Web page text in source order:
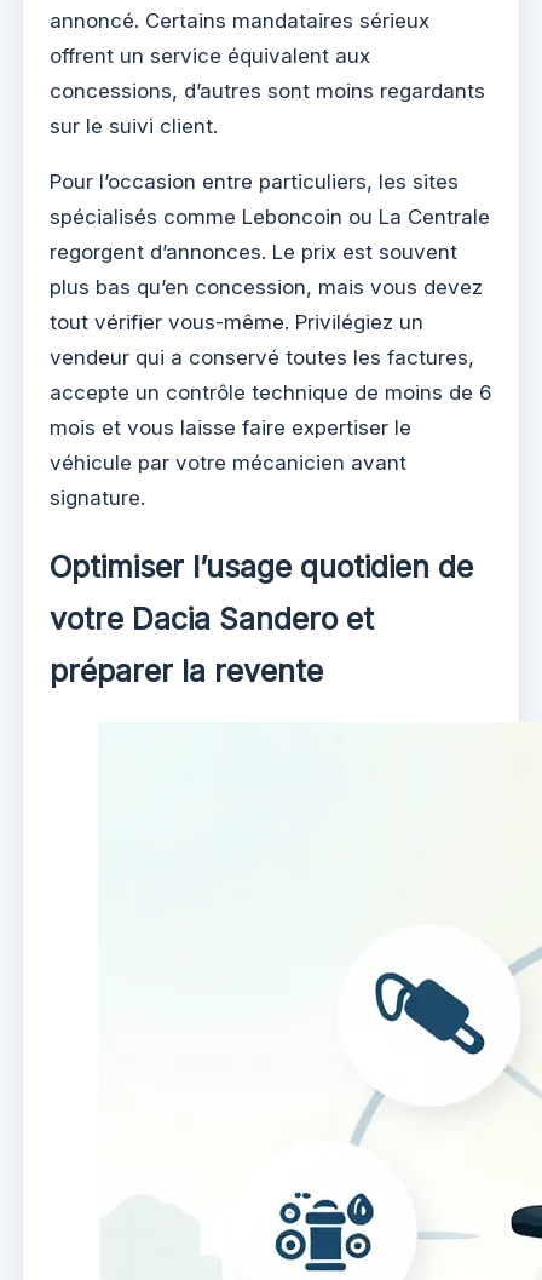
annoncé. Certains mandataires sérieux
offrent un service équivalent aux
concessions, d’autres sont moins regardants
sur le suivi client.
Pour l’occasion entre particuliers, les sites
spécialisés comme Leboncoin ou La Centrale
regorgent d’annonces. Le prix est souvent
plus bas qu’en concession, mais vous devez
tout vérifier vous-même. Privilégiez un
vendeur qui a conservé toutes les factures,
accepte un contrôle technique de moins de 6
mois et vous laisse faire expertiser le
véhicule par votre mécanicien avant
signature.
Optimiser l’usage quotidien de
votre Dacia Sandero et
préparer la revente